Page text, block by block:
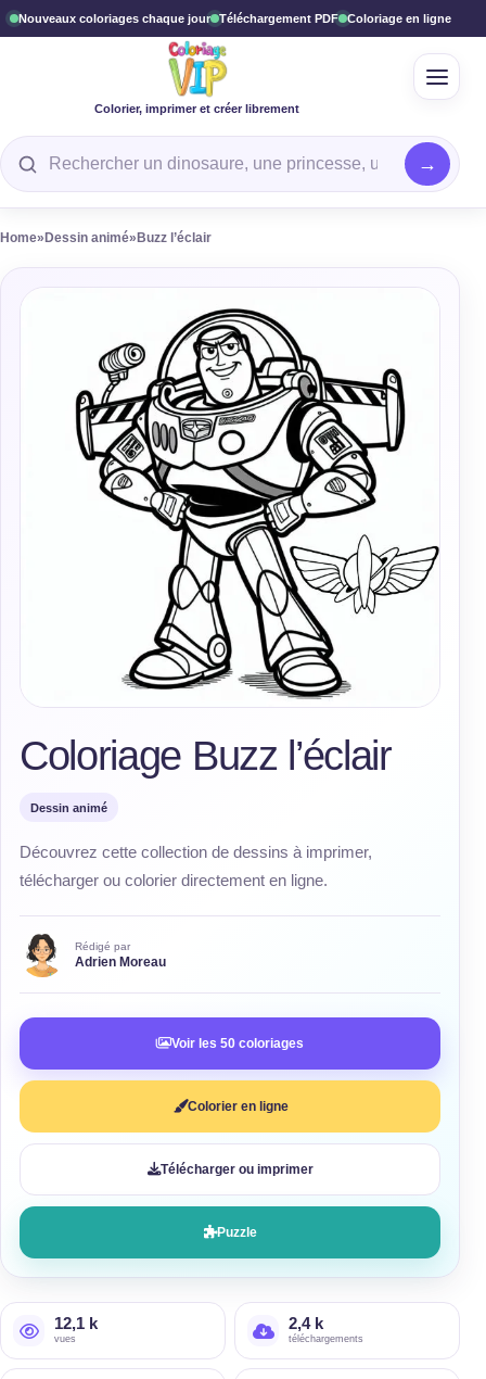
Nouveaux coloriages chaque jour Téléchargement PDF Coloriage en ligne
Colorier, imprimer et créer librement
Rechercher un coloriage
Home» Dessin animé» Buzz l’éclair
Coloriage Buzz l’éclair
Dessin animé
Découvrez cette collection de dessins à imprimer,
télécharger ou colorier directement en ligne.
Rédigé par
Adrien Moreau
Voir les 50 coloriages
Colorier en ligne
Télécharger ou imprimer
Puzzle
12,1 k
vues
2,4 k
téléchargements